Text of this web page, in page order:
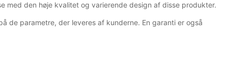
den høje kvalitet og varierende design af disse produkter.
de parametre, der leveres af kunderne. En garanti er også